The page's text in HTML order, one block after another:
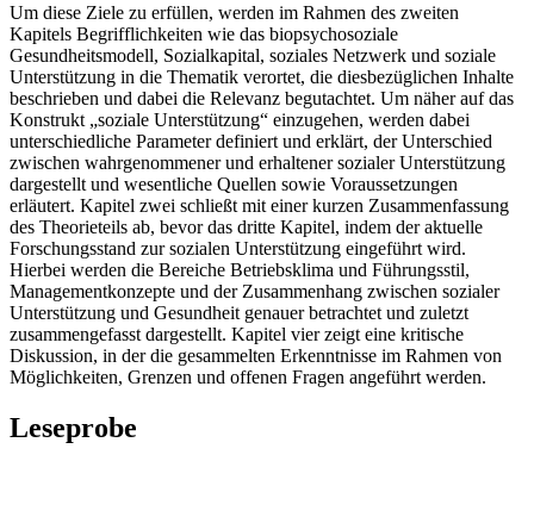
Um diese Ziele zu erfüllen, werden im Rahmen des zweiten
Kapitels Begrifflichkeiten wie das biopsychosoziale
Gesundheitsmodell, Sozialkapital, soziales Netzwerk und soziale
Unterstützung in die Thematik verortet, die diesbezüglichen Inhalte
beschrieben und dabei die Relevanz begutachtet. Um näher auf das
Konstrukt „soziale Unterstützung“ einzugehen, werden dabei
unterschiedliche Parameter definiert und erklärt, der Unterschied
zwischen wahrgenommener und erhaltener sozialer Unterstützung
dargestellt und wesentliche Quellen sowie Voraussetzungen
erläutert. Kapitel zwei schließt mit einer kurzen Zusammenfassung
des Theorieteils ab, bevor das dritte Kapitel, indem der aktuelle
Forschungsstand zur sozialen Unterstützung eingeführt wird.
Hierbei werden die Bereiche Betriebsklima und Führungsstil,
Managementkonzepte und der Zusammenhang zwischen sozialer
Unterstützung und Gesundheit genauer betrachtet und zuletzt
zusammengefasst dargestellt. Kapitel vier zeigt eine kritische
Diskussion, in der die gesammelten Erkenntnisse im Rahmen von
Möglichkeiten, Grenzen und offenen Fragen angeführt werden.
Leseprobe